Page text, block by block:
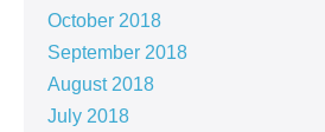
October 2018
September 2018
August 2018
July 2018